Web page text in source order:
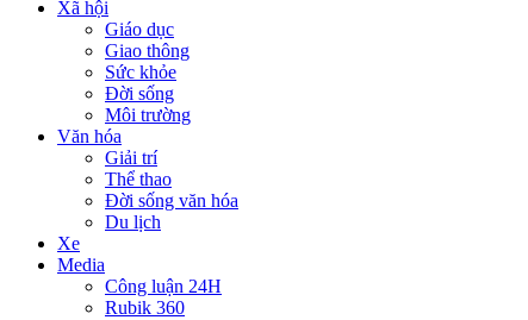
Xã hội
Giáo dục
Giao thông
Sức khỏe
Đời sống
Môi trường
Văn hóa
Giải trí
Thể thao
Đời sống văn hóa
Du lịch
Xe
Media
Công luận 24H
Rubik 360